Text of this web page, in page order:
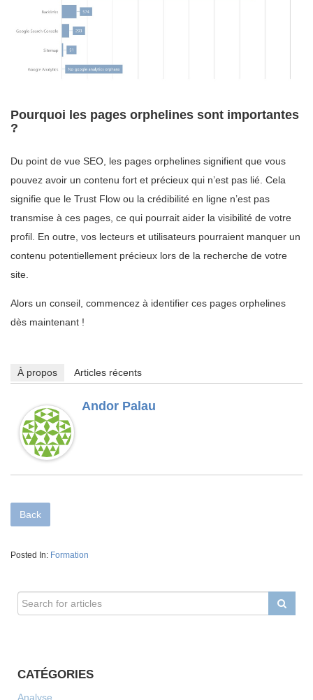
Pourquoi les pages orphelines sont importantes
?
Du point de vue SEO, les pages orphelines signifient que vous
pouvez avoir un contenu fort et précieux qui n’est pas lié. Cela
signifie que le Trust Flow ou la crédibilité en ligne n’est pas
transmise à ces pages, ce qui pourrait aider la visibilité de votre
profil. En outre, vos lecteurs et utilisateurs pourraient manquer un
contenu potentiellement précieux lors de la recherche de votre
site.
Alors un conseil, commencez à identifier ces pages orphelines
dès maintenant !
À propos Articles récents
Andor Palau
Back
Posted In: Formation
CATÉGORIES
Analyse